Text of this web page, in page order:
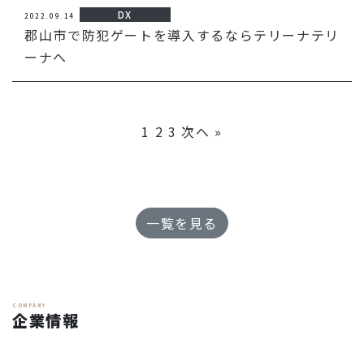
2022.09.14 DX
郡山市で防犯ゲートを導入するならテリーナテリ
ーナへ
1 2 3 次へ »
一覧を見る
COMPANY
企業情報